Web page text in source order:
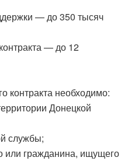
— до 350 тысяч
— до 12
контракта необходимо:
Донецкой
службы;
или гражданина, ищущего